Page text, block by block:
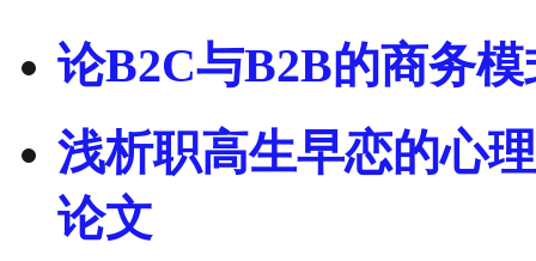
论B2C与B2B的商务
浅析职高生早恋的心
论文